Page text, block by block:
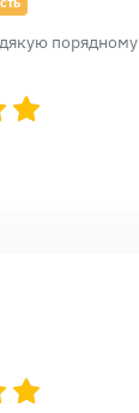
порядному